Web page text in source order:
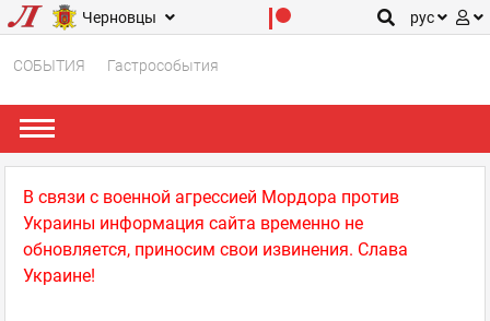
Черновцы рус
СОБЫТИЯ Гастрособытия
В связи с военной агрессией Мордора против
Украины информация сайта временно не
обновляется, приносим свои извинения. Слава
Украине!